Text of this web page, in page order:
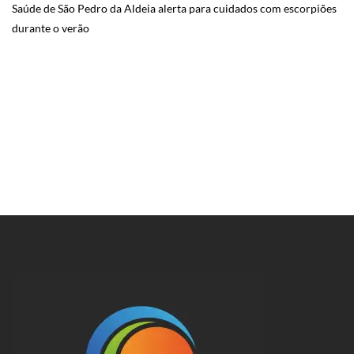
Saúde de São Pedro da Aldeia alerta para cuidados com escorpiões
durante o verão